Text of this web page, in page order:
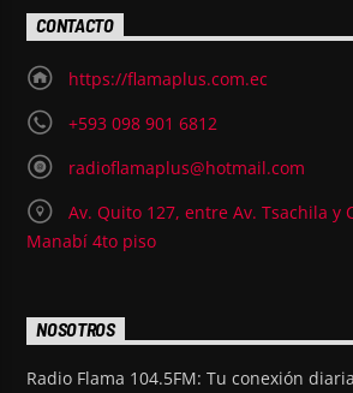
CONTACTO
https://flamaplus.com.ec
+593 098 901 6812
radioflamaplus@hotmail.com
Av. Quito 127, entre Av. Tsachila y
Manabí 4to piso
NOSOTROS
Radio Flama 104.5FM: Tu conexión